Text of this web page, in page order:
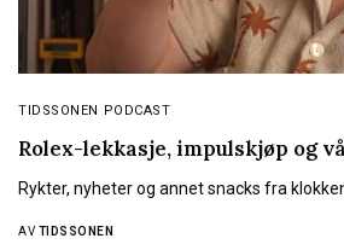
TIDSSONEN PODCAST
Rolex-lekkasje, impulskjøp og
Rykter, nyheter og annet snacks fra
AV TIDSSONEN